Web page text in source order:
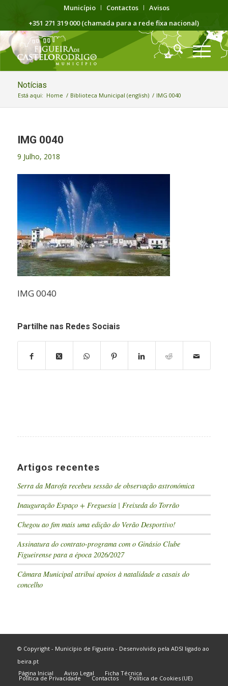
Município Contactos
Avisos
+351 271 319 000 (chamada para a rede fixa nacional)
Notícias
Está aqui: Home / Biblioteca Municipal (english) / IMG 0040
IMG 0040
9 Julho, 2018
IMG 0040
Partilhe nas Redes Sociais
Artigos recentes
Serra da Marofa recebeu sessão de observação astronómica
Inauguração Espaço + Freguesia | Freixeda do Torrão
Chegou ao fim mais uma edição do Verão Desportivo!
Assinatura do contrato-programa com o Ginásio Clube
Figueirense para a época 2026/2027
Câmara Municipal atribui apoios à natalidade a casais do
concelho
© Copyright - Município de Figueira - Desenvolvido pela ADSI ligado ao
beira.pt
Página Inicial
Aviso Legal Ficha Técnica
Política de Privacidade Contactos Política de Cookies (UE)